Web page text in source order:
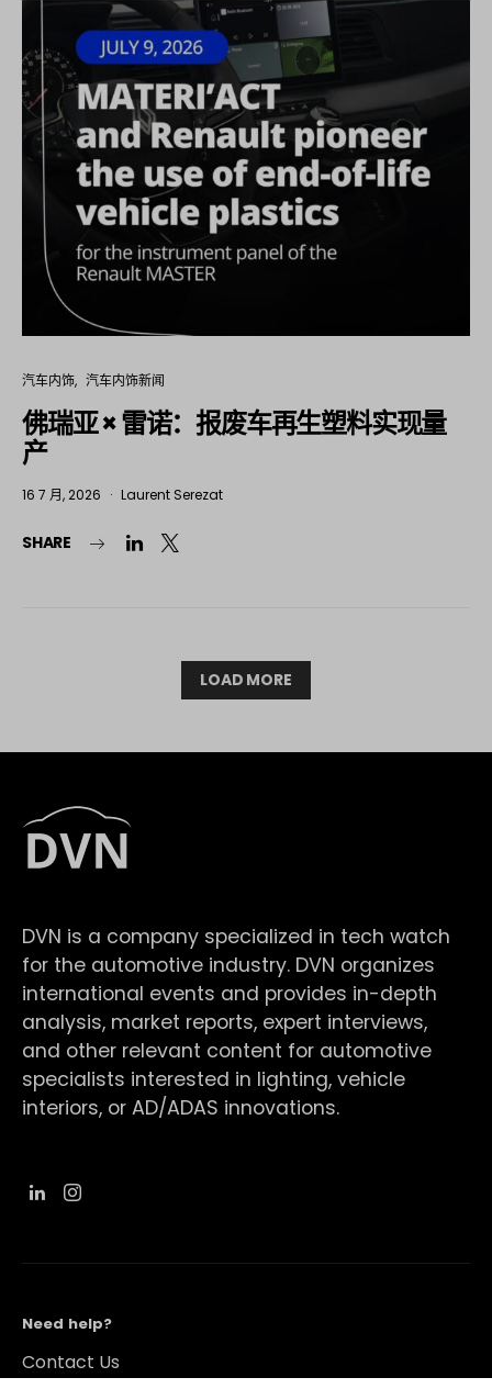
汽车内饰 汽车内饰新闻
佛瑞亚 × 雷诺：报废车再生塑料实现量
产
16 7 月, 2026 Laurent Serezat
SHARE
LOAD MORE
DVN is a company specialized in tech watch
for the automotive industry. DVN organizes
international events and provides in-depth
analysis, market reports, expert interviews,
and other relevant content for automotive
specialists interested in lighting, vehicle
interiors, or AD/ADAS innovations.
Need help?
Contact Us